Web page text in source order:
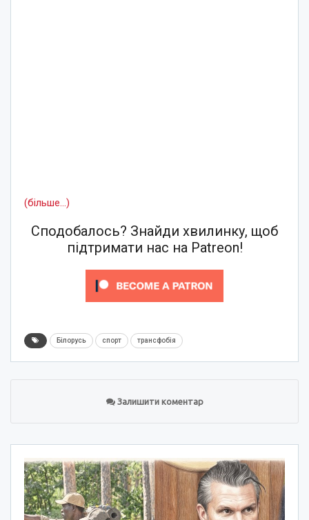
(більше…)
Сподобалось? Знайди хвилинку, щоб
підтримати нас на Patreon!
Білорусь спорт трансфобія
Залишити коментар